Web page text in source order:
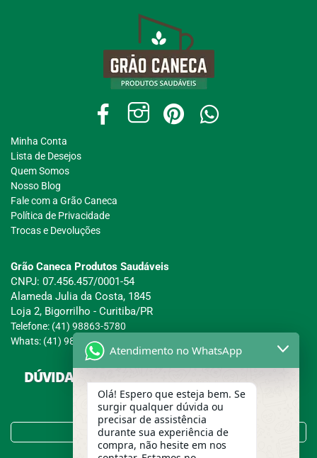
Minha Conta
Lista de Desejos
Quem Somos
Nosso Blog
Fale com a Grão Caneca
Política de Privacidade
Trocas e Devoluções
Grão Caneca Produtos Saudáveis
CNPJ: 07.456.457/0001-54
Alameda Julia da Costa, 1845
Loja 2, Bigorrilho - Curitiba/PR
Telefone: (41) 98863-5780
Whats: (41) 98863-5780
DÚVIDAS SOBRE COMPRAS, PAGAMENTOS E
ENTREGAS?
Tire suas Dúvidas no FAQ!
Atendimento no WhatsApp
Olá! Espero que esteja bem. Se
surgir qualquer dúvida ou
precisar de assistência
durante sua experiência de
compra, não hesite em nos